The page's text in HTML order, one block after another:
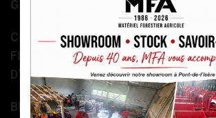
GRAPPINS À BOIS ET LAME
COMBINÉ BOIS DE CHAUFFAGE –
FENDEUR (LAME OU GUIDE CHAÎNE)
D'ALIMENTATION
BROYEURS À AXE HORIZONTAL